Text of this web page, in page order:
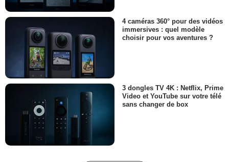
4 caméras 360° pour des vidéos
immersives : quel modèle
choisir pour vos aventures ?
3 dongles TV 4K : Netflix, Prime
Video et YouTube sur votre télé
sans changer de box